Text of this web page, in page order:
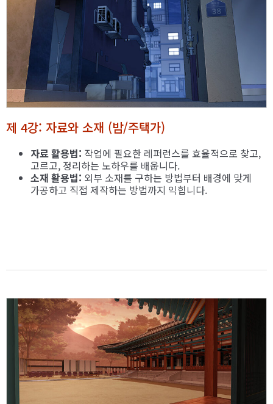
제 4강: 자료와 소재 (밤/주택가)
자료 활용법: 작업에 필요한 레퍼런스를 효율적으로 찾고,
고르고, 정리하는 노하우를 배웁니다.
소재 활용법: 외부 소재를 구하는 방법부터 배경에 맞게
가공하고 직접 제작하는 방법까지 익힙니다.